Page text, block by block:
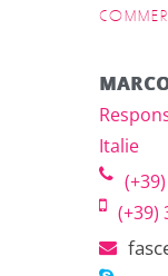
Italie
(+39)